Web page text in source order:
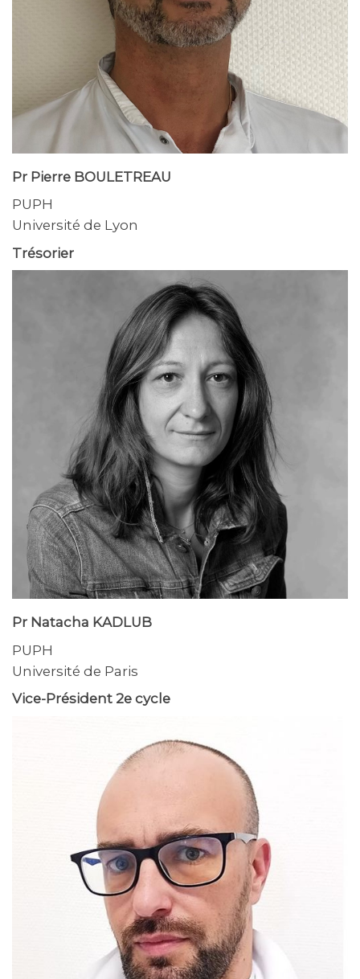
Pr Pierre BOULETREAU
PUPH
Université de Lyon
Trésorier
Pr Natacha KADLUB
PUPH
Université de Paris
Vice-Président 2e cycle